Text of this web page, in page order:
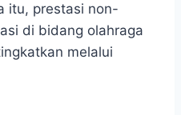
itu, prestasi non-
di bidang olahraga
melalui